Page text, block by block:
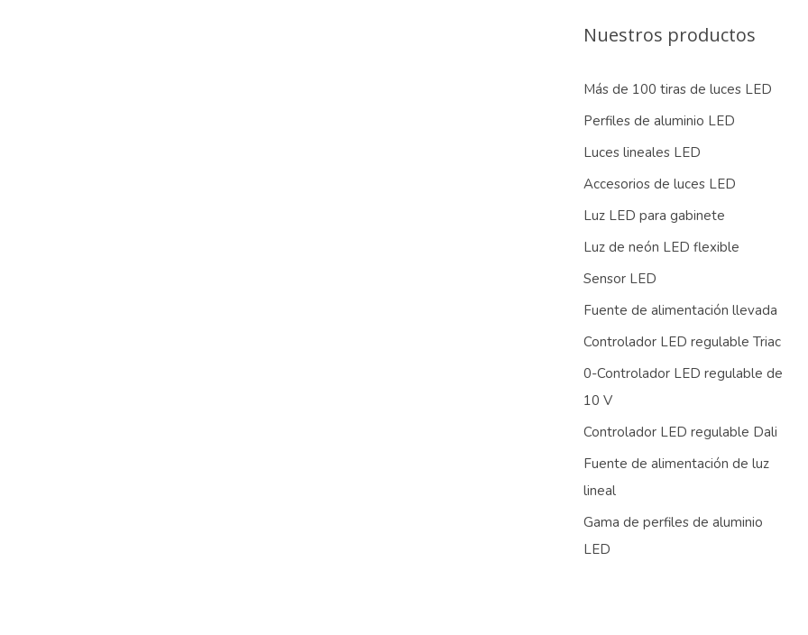
Nuestros productos
Más de 100 tiras de luces LED
Perfiles de aluminio LED
Luces lineales LED
Accesorios de luces LED
Luz LED para gabinete
Luz de neón LED flexible
Sensor LED
Fuente de alimentación llevada
Controlador LED regulable Triac
0-Controlador LED regulable de
10 V
Controlador LED regulable Dali
Fuente de alimentación de luz
lineal
Gama de perfiles de aluminio
LED